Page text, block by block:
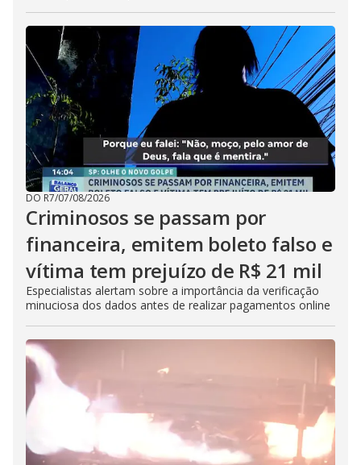
DO R7/07/08/2026
Criminosos se passam por
financeira, emitem boleto falso e
vítima tem prejuízo de R$ 21 mil
Especialistas alertam sobre a importância da verificação
minuciosa dos dados antes de realizar pagamentos online